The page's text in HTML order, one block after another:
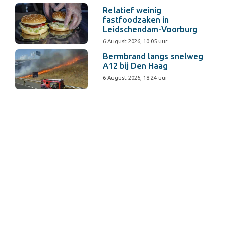
Relatief weinig
fastfoodzaken in
Leidschendam-Voorburg
6 August 2026, 10:05 uur
Bermbrand langs snelweg
A12 bij Den Haag
6 August 2026, 18:24 uur